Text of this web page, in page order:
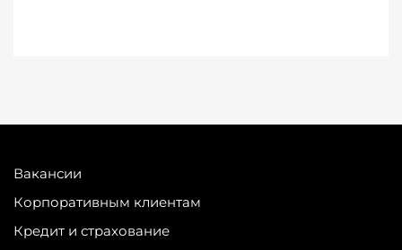
Вакансии
Корпоративным клиентам
Кредит и страхование